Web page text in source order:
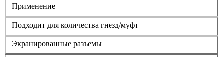
Применение
Подходит для количества гнезд/муфт
Экранированные разъемы